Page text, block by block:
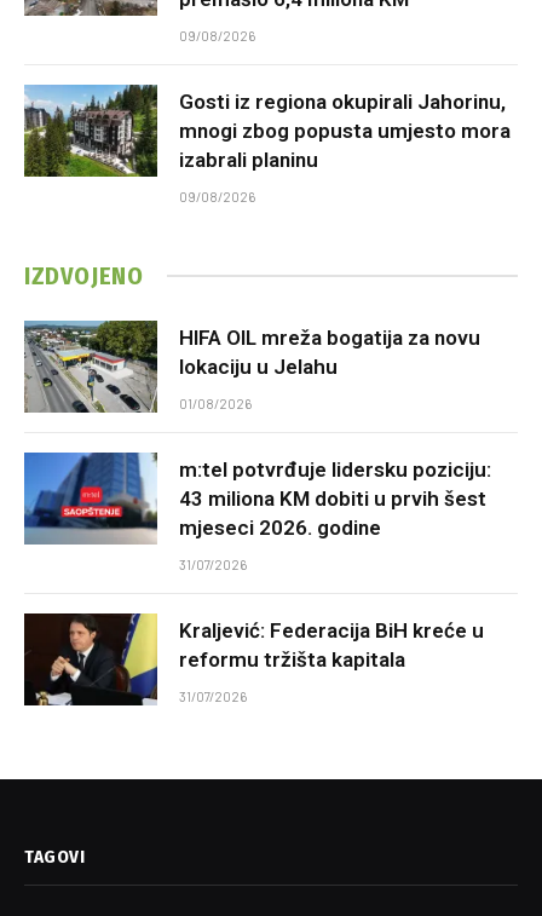
09/08/2026
Gosti iz regiona okupirali Jahorinu,
mnogi zbog popusta umjesto mora
izabrali planinu
09/08/2026
IZDVOJENO
HIFA OIL mreža bogatija za novu
lokaciju u Jelahu
01/08/2026
m:tel potvrđuje lidersku poziciju:
43 miliona KM dobiti u prvih šest
mjeseci 2026. godine
31/07/2026
Kraljević: Federacija BiH kreće u
reformu tržišta kapitala
31/07/2026
TAGOVI